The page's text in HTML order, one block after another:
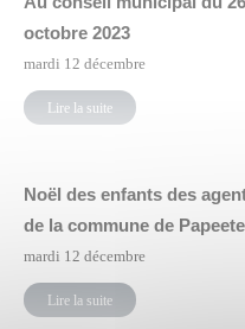
octobre 2023
mardi 12 décembre
Lire la suite
Noël des enfants des
de la commune de Papeete
mardi 12 décembre
Lire la suite